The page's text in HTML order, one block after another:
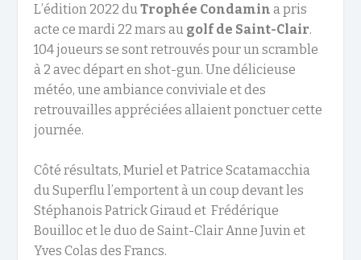
L’édition 2022 duTrophée Condamin a pris
acte ce mardi 22 mars au golf de Saint-Clair.
104 joueurs se sont retrouvés pour un scramble
à 2 avec départ en shot-gun. Une délicieuse
météo, une ambiance conviviale et des
retrouvailles appréciées allaient ponctuer cette
journée.
Côté résultats, Muriel et Patrice Scatamacchia
du Superflu l’emportent à un coup devant les
Stéphanois Patrick Giraud et Frédérique
Bouilloc et le duo de Saint-Clair Anne Juvin et
Yves Colas des Francs.